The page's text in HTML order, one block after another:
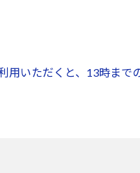
用いただくと、13時ま